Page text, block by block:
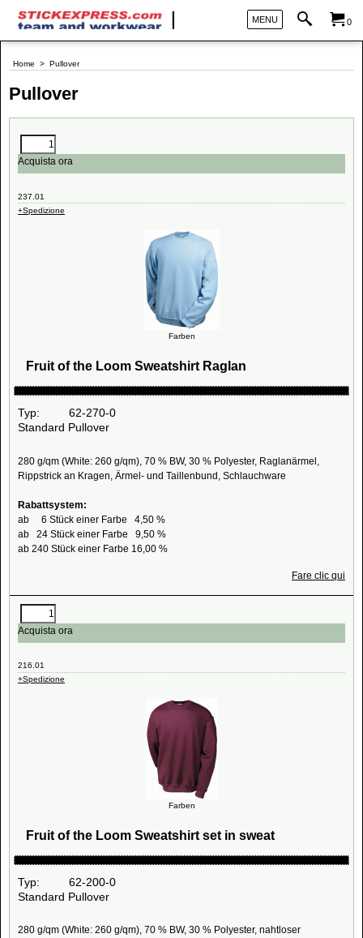
MENU 0
Home > Pullover
Pullover
Acquista ora
237.01
+Spedizione
Farben
Fruit of the Loom Sweatshirt Raglan
Typ: 62-270-0
Standard Pullover
280 g/qm (White: 260 g/qm), 70 % BW, 30 % Polyester, Raglanärmel,
Rippstrick an Kragen, Ärmel- und Taillenbund, Schlauchware
Rabattsystem:
ab 6 Stück einer Farbe 4,50 %
ab 24 Stück einer Farbe 9,50 %
ab 240 Stück einer Farbe 16,00 %
Fare clic qui
Acquista ora
216.01
+Spedizione
Farben
Fruit of the Loom Sweatshirt set in sweat
Typ: 62-200-0
Standard Pullover
280 g/qm (White: 260 g/qm), 70 % BW, 30 % Polyester, nahtloser